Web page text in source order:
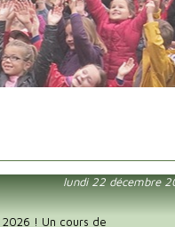
lundi 22 décembre
2026 ! Un cours de